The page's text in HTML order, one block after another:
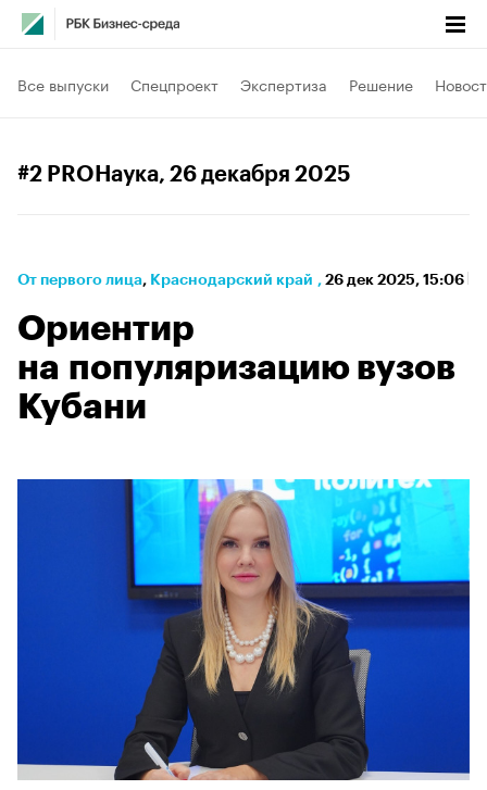
Все выпуски Спецпроект Экспертиза Решение
#2 PROНаука, 26 декабря 2025
От первого лица⁠, Краснодарский край , 26 дек 2025, 15:06
Ориентир
на популяризацию вузов
Кубани